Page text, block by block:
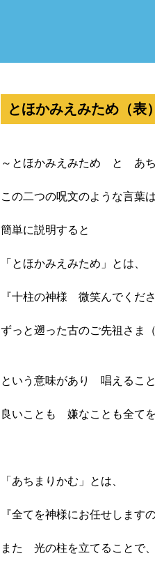
とほかみえみため（表
～とほかみえみため と あち
この二つの呪文のような言葉
簡単に説明すると
「とほかみえみため」とは、
『十柱の神様 微笑んでくださ
ずっと遡った古のご先祖さま
という意味があり 唱えるこ
良いことも 嫌なことも全て
「あちまりかむ」とは、
『全てを神様にお任せします
また 光の柱を立てることで